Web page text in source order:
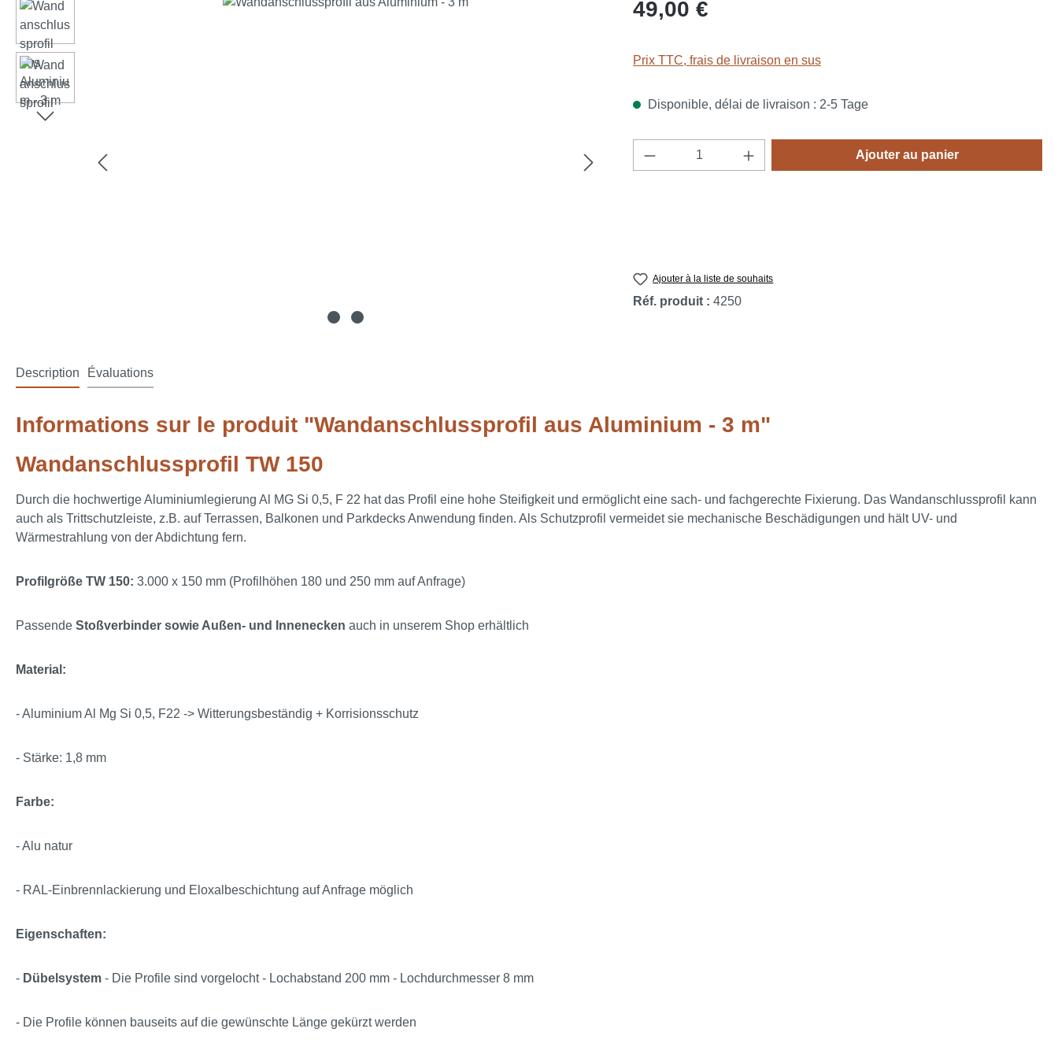
49,00 €
Prix TTC, frais de livraison en sus
Disponible, délai de livraison : 2-5 Tage
Quantité de produit : Entrez la quantité souhaitée
Ajouter au panier
Ajouter à la liste de souhaits
Réf. produit : 4250
Description Évaluations
Informations sur le produit "Wandanschlussprofil aus Aluminium - 3 m"
Wandanschlussprofil TW 150
Durch die hochwertige Aluminiumlegierung Al MG Si 0,5, F 22 hat das Profil eine hohe Steifigkeit und ermöglicht eine sach- und fachgerechte Fixierung. Das Wandanschlussprofil kann
auch als Trittschutzleiste, z.B. auf Terrassen, Balkonen und Parkdecks Anwendung finden. Als Schutzprofil vermeidet sie mechanische Beschädigungen und hält UV- und
Wärmestrahlung von der Abdichtung fern.
Profilgröße TW 150: 3.000 x 150 mm (Profilhöhen 180 und 250 mm auf Anfrage)
Passende Stoßverbinder sowie Außen- und Innenecken auch in unserem Shop erhältlich
Material:
- Aluminium Al Mg Si 0,5, F22 -> Witterungsbeständig + Korrisionsschutz
- Stärke: 1,8 mm
Farbe:
- Alu natur
- RAL-Einbrennlackierung und Eloxalbeschichtung auf Anfrage möglich
Eigenschaften:
- Dübelsystem - Die Profile sind vorgelocht - Lochabstand 200 mm - Lochdurchmesser 8 mm
- Die Profile können bauseits auf die gewünschte Länge gekürzt werden